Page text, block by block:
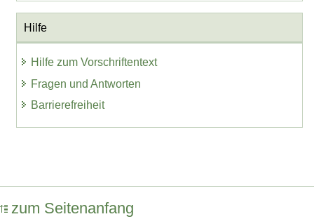
Hilfe
Hilfe zum Vorschriftentext
Fragen und Antworten
Barrierefreiheit
zum Seitenanfang